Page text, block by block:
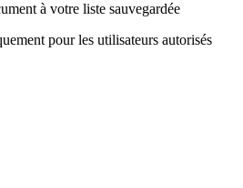
à votre liste sauvegardée
pour les utilisateurs autorisés